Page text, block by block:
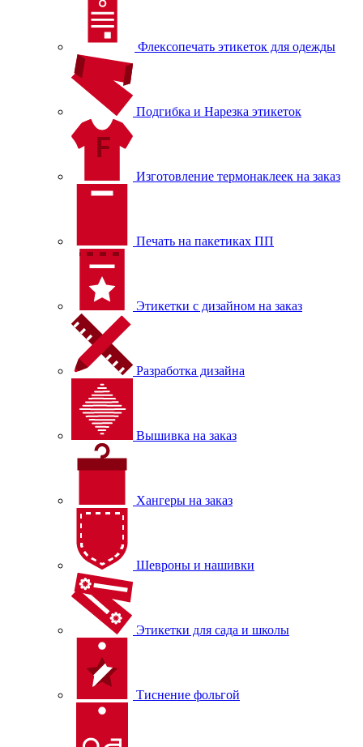
Флексопечать этикеток для одежды
Подгибка и Нарезка этикеток
Изготовление термонаклеек на заказ
Печать на пакетиках ПП
Этикетки с дизайном на заказ
Разработка дизайна
Вышивка на заказ
Хангеры на заказ
Шевроны и нашивки
Этикетки для сада и школы
Тиснение фольгой